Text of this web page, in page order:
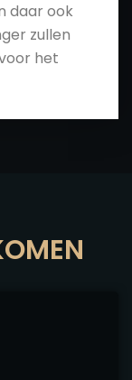
daar ook
zullen
het